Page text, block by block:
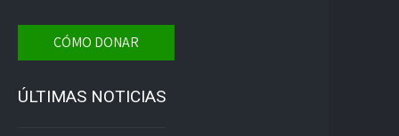
CÓMO DONAR
ÚLTIMAS NOTICIAS